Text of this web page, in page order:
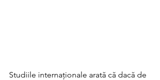
Studiile internaționale arată că dacă de